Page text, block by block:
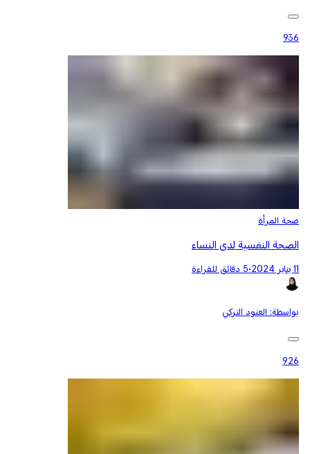
936
صحة المرأة
الصحة النفسية لدى النساء
11 يناير 2024 •5 دقائق للقراءة
بواسطة: العنود التركي
926